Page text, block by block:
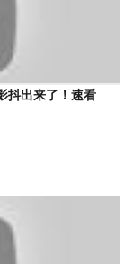
抖出来了！速看